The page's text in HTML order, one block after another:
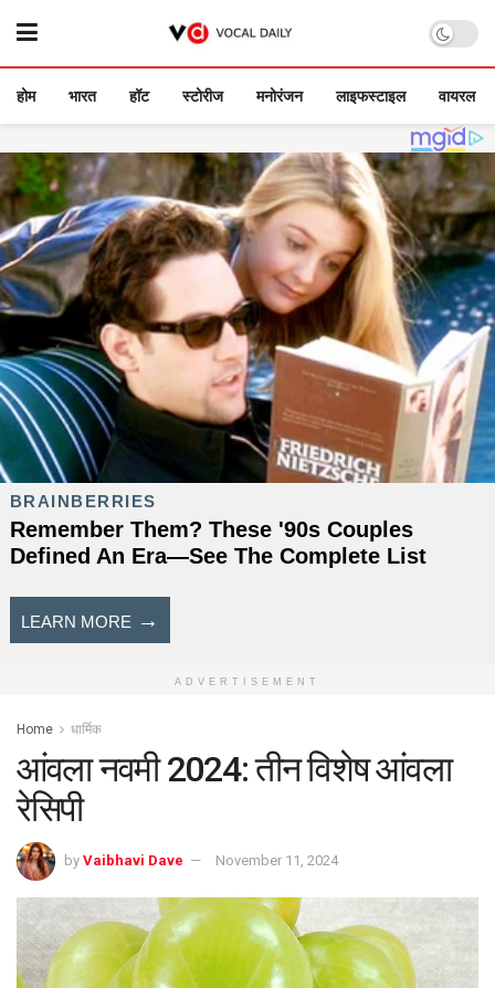
होम भारत हॉट स्टोरीज मनोरंजन लाइफस्टाइल वायरल
ADVERTISEMENT
Home धार्मिक
आंवला नवमी 2024: तीन विशेष आंवला
रेसिपी
by Vaibhavi Dave November 11, 2024